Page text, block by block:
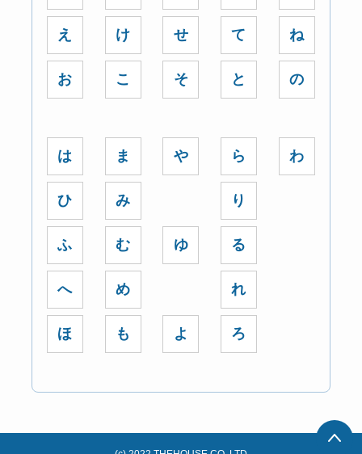
え
お
け
こ
せ
そ
て
と
ね
の
は
ひ
ふ
へ
ほ
ま
み
む
め
も
や
ゆ
よ
ら
り
る
れ
ろ
わ